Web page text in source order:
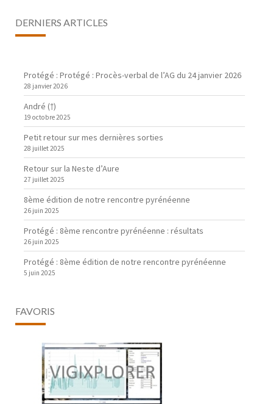
DERNIERS ARTICLES
Protégé : Protégé : Procès-verbal de l’AG du 24 janvier 2026
28 janvier 2026
André (†)
19 octobre 2025
Petit retour sur mes dernières sorties
28 juillet 2025
Retour sur la Neste d’Aure
27 juillet 2025
8ème édition de notre rencontre pyrénéenne
26 juin 2025
Protégé : 8ème rencontre pyrénéenne : résultats
26 juin 2025
Protégé : 8ème édition de notre rencontre pyrénéenne
5 juin 2025
FAVORIS